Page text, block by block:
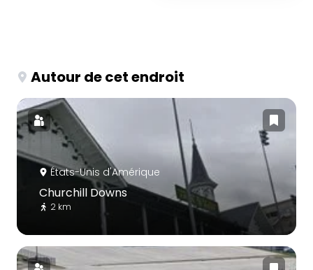
Autour de cet endroit
États-Unis d'Amérique
Churchill Downs
2 km